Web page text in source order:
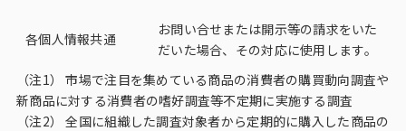
各個人情報共通
お問い合せまたは開示等の請求をいた
だいた場合、その対応に使用します。
（注1） 市場で注目を集めている商品の消費者の購買動向調査や
新商品に対する消費者の嗜好調査等不定期に実施する調査
（注2） 全国に組織した調査対象者から定期的に購入した商品の